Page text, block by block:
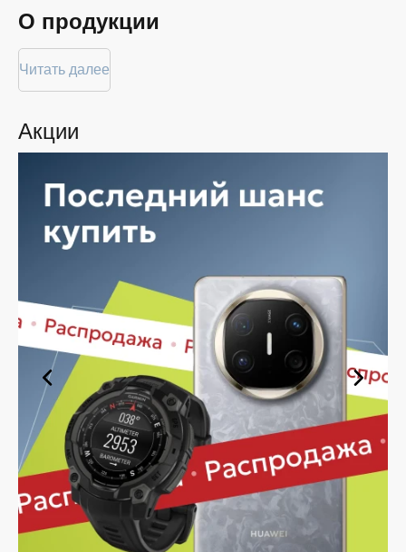
О продукции
которое сочетает в себе функциональность и стиль.
Эти умные часы предоставляют все необходимые
повседневной активностью. Модель отличается
улучшенной производительностью и широкими
возможностями персонализации, что делает ее
возраста.
отметить их высокую производительность,
обеспеченную мощным процессором. Смарт-часы
сердечных сокращений, уровень кислорода в крови и
другие важные показатели здоровья. Также они
поддерживают ряд спортивных режимов, помогая
эффективно планировать и отслеживать тренировки.
Преимущества Apple Watch SE 2022:
Мощный процессор, обеспечивающий
высокую производительность.
Широкие возможностимониторинга здоровья
и физической активности.
Большой и яркий дисплейдля удобного
чтения информации.
Поддержка уведомленийдля сообщений и
звонков.
Водонепроницаемый корпусдля занятий
водными видами спорта.
Читать далее
Акции